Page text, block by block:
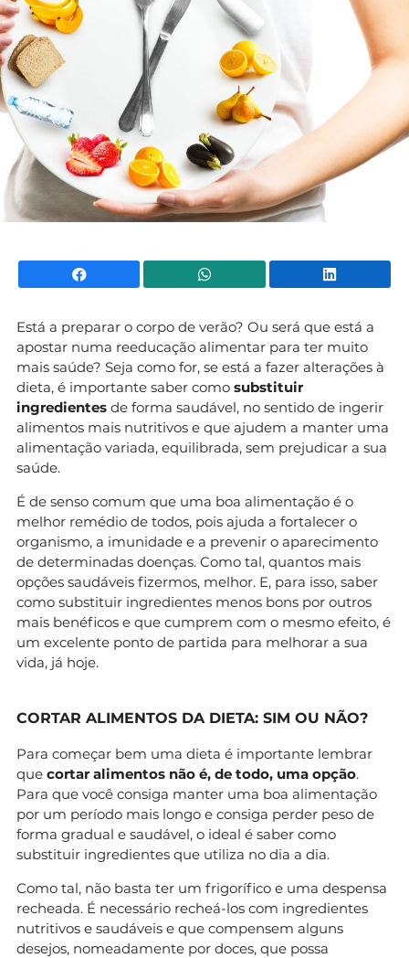
Facebook WhatsApp
Está a preparar o corpo de verão? Ou será que está a
apostar numa reeducação alimentar para ter muito
mais saúde? Seja como for, se está a fazer alterações à
dieta, é importante saber como substituir
ingredientes de forma saudável, no sentido de ingerir
alimentos mais nutritivos e que ajudem a manter uma
alimentação variada, equilibrada, sem prejudicar a sua
saúde.
É de senso comum que uma boa alimentação é o
melhor remédio de todos, pois ajuda a fortalecer o
organismo, a imunidade e a prevenir o aparecimento
de determinadas doenças. Como tal, quantos mais
opções saudáveis fizermos, melhor. E, para isso, saber
como substituir ingredientes menos bons por outros
mais benéficos e que cumprem com o mesmo efeito, é
um excelente ponto de partida para melhorar a sua
vida, já hoje.
CORTAR ALIMENTOS DA DIETA: SIM OU NÃO?
Para começar bem uma dieta é importante lembrar
que cortar alimentos não é, de todo, uma opção.
Para que você consiga manter uma boa alimentação
por um período mais longo e consiga perder peso de
forma gradual e saudável, o ideal é saber como
substituir ingredientes que utiliza no dia a dia.
Como tal, não basta ter um frigorífico e uma despensa
recheada. É necessário recheá-los com ingredientes
nutritivos e saudáveis e que compensem alguns
desejos, nomeadamente por doces, que possa